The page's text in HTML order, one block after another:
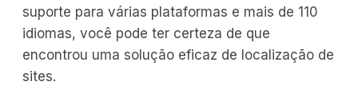
suporte para várias plataformas e mais de 110
idiomas, você pode ter certeza de que
encontrou uma solução eficaz de localização de
sites.